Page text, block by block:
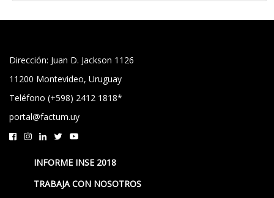
Dirección: Juan D. Jackson 1126
11200 Montevideo, Uruguay
Teléfono (+598) 2412 1818*
portal@factum.uy
INFORME INSE 2018
TRABAJA CON NOSOTROS